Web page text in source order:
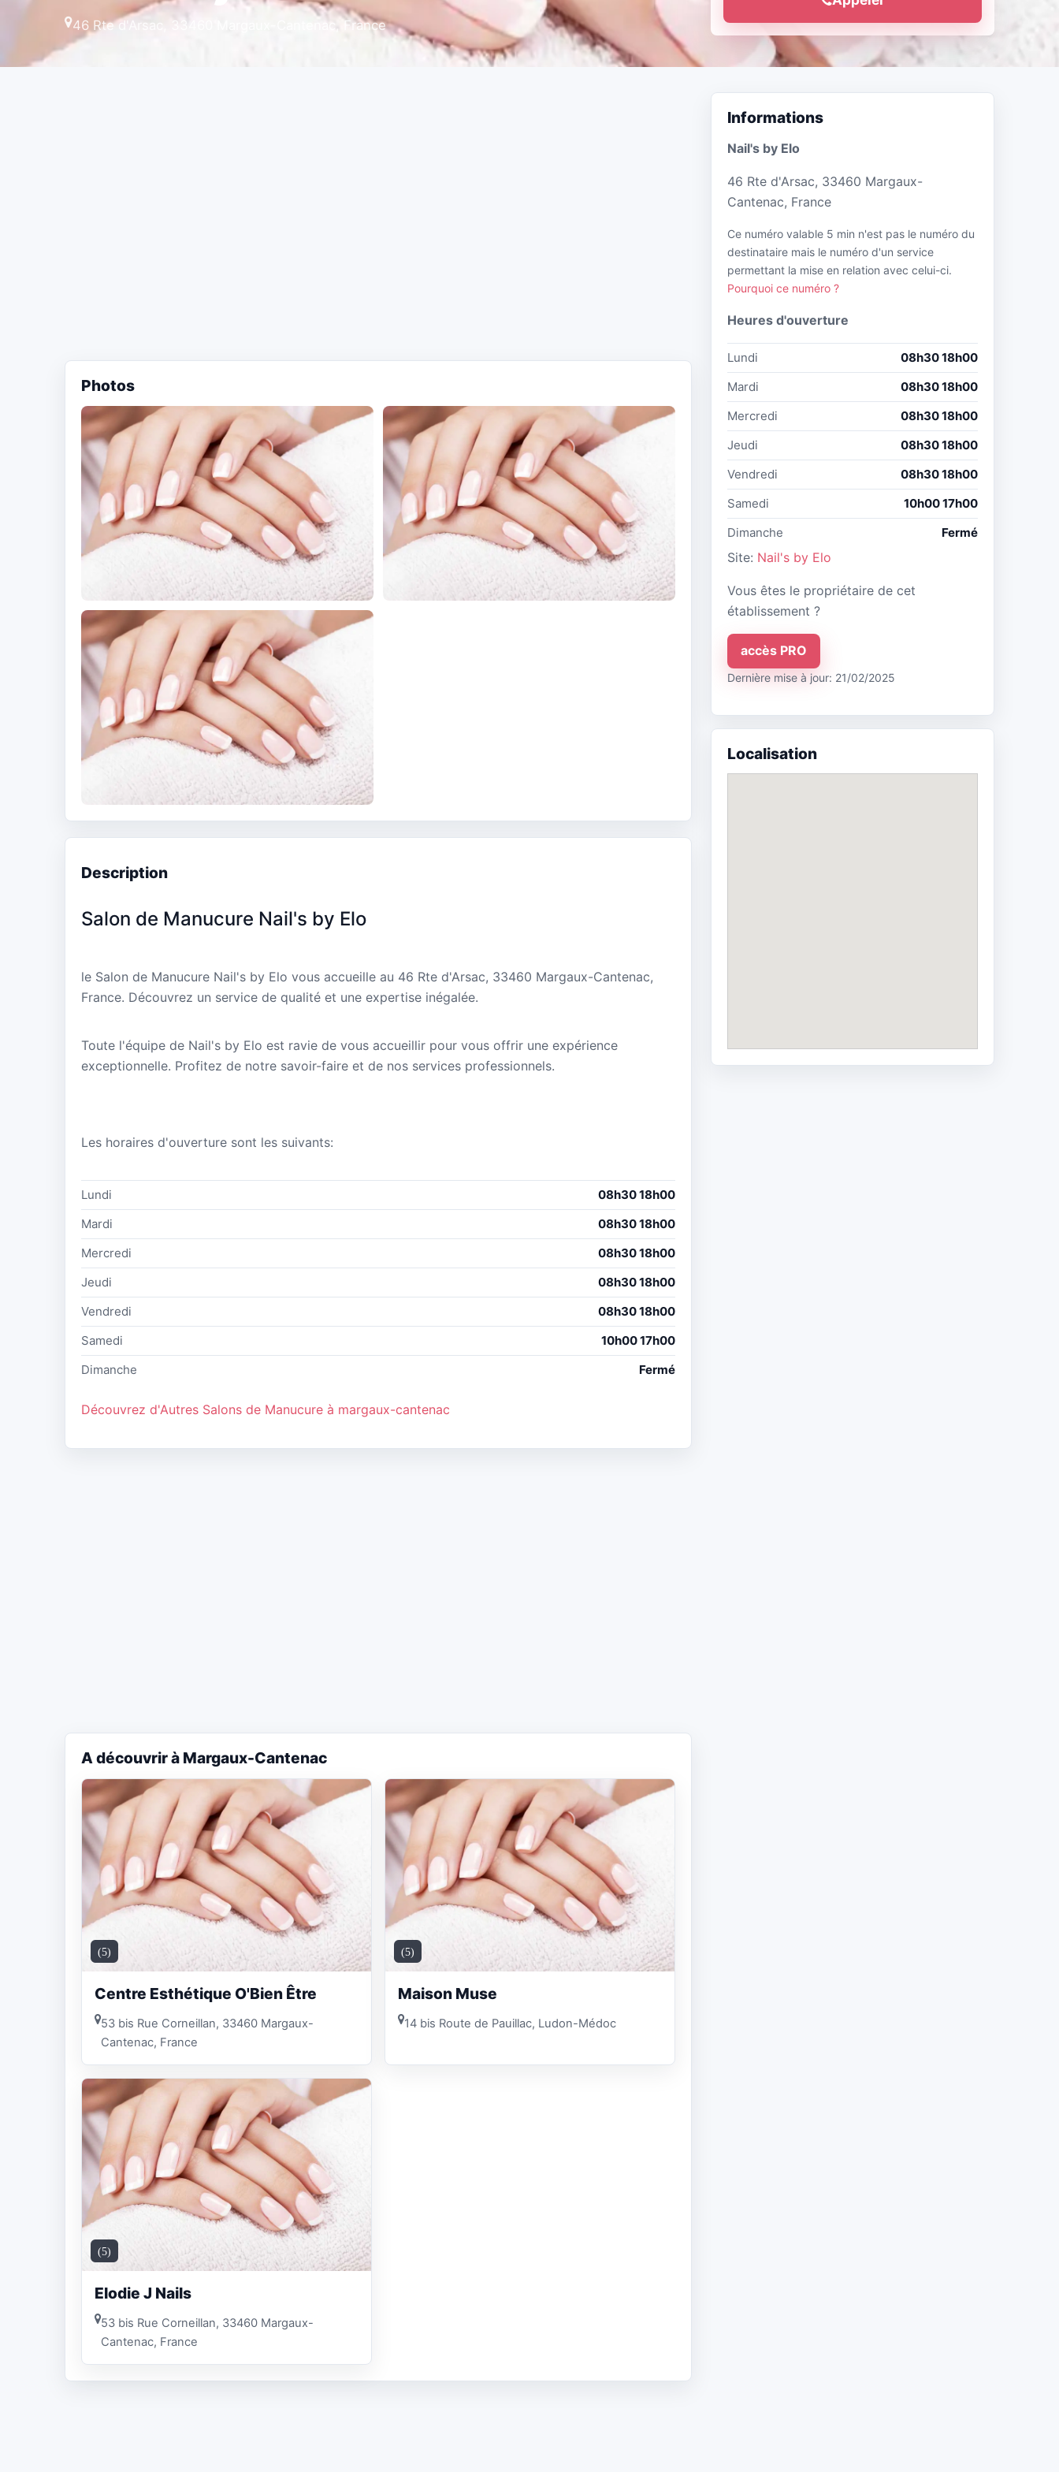
46 Rte d'Arsac, 33460 Margaux-Cantenac, France
Photos
Description
Salon de Manucure Nail's by Elo
le Salon de Manucure Nail's by Elo vous accueille au 46 Rte d'Arsac, 33460 Margaux-Cantenac,
France. Découvrez un service de qualité et une expertise inégalée.
Toute l'équipe de Nail's by Elo est ravie de vous accueillir pour vous offrir une expérience
exceptionnelle. Profitez de notre savoir-faire et de nos services professionnels.
Les horaires d'ouverture sont les suivants:
Lundi
08h30 18h00
Mardi
08h30 18h00
Mercredi
08h30 18h00
Jeudi
08h30 18h00
Vendredi
08h30 18h00
Samedi
10h00 17h00
Dimanche
Fermé
Découvrez d'Autres Salons de Manucure à margaux-cantenac
A découvrir à Margaux-Cantenac
(5)
Centre Esthétique O'Bien Être
53 bis Rue Corneillan, 33460 Margaux-
Cantenac, France
(5)
Maison Muse
14 bis Route de Pauillac, Ludon-Médoc
(5)
Elodie J Nails
53 bis Rue Corneillan, 33460 Margaux-
Cantenac, France
Informations
Nail's by Elo
46 Rte d'Arsac, 33460 Margaux-
Cantenac, France
Ce numéro valable 5 min n'est pas le numéro du
destinataire mais le numéro d'un service
permettant la mise en relation avec celui-ci.
Pourquoi ce numéro ?
Heures d'ouverture
Lundi
08h30 18h00
Mardi
08h30 18h00
Mercredi
08h30 18h00
Jeudi
08h30 18h00
Vendredi
08h30 18h00
Samedi
10h00 17h00
Dimanche
Fermé
Site: Nail's by Elo
Vous êtes le propriétaire de cet
établissement ?
accès PRO
Dernière mise à jour: 21/02/2025
Localisation